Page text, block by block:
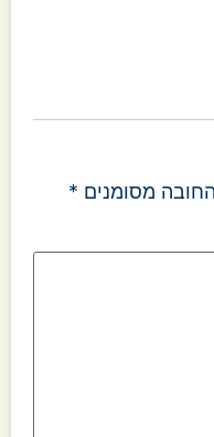
מסומנים *